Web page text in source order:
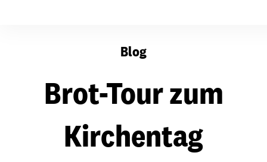
Blog
Brot-Tour zum
Kirchentag